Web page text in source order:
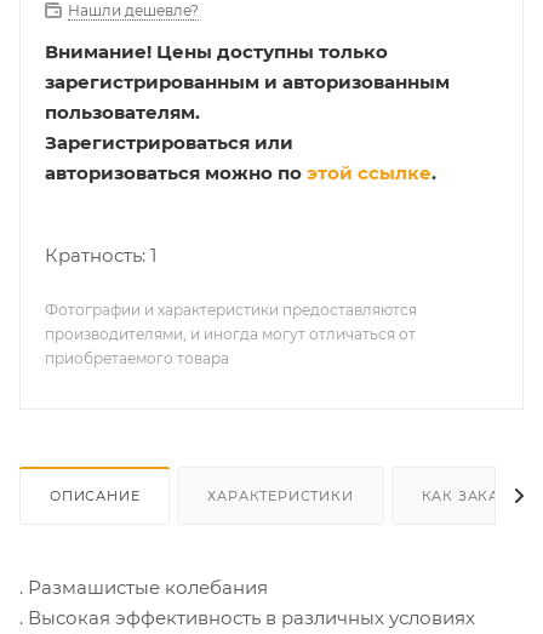
Нашли дешевле?
Внимание! Цены доступны только
зарегистрированным и авторизованным
пользователям.
Зарегистрироваться или
авторизоваться можно по этой ссылке.
Кратность: 1
Фотографии и характеристики предоставляются
производителями, и иногда могут отличаться от
приобретаемого товара
ОПИСАНИЕ ХАРАКТЕРИСТИКИ КАК ЗАКАЗАТЬ
. Размашистые колебания
. Высокая эффективность в различных условиях